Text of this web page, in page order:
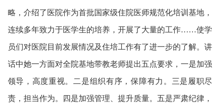
略，介绍了医院作为首批国家级住院医师规范化培训基地，
连续多年致力于医学生的培养，开展了大量的工作……使学
员们对医院目前发展情况及住培工作有了进一步的了解。讲
话中她一方面对全院基地带教老师提出五点要求，一是加强
领导，高度重视。二是组织有序，保障有力。三是履职尽
责，担当作为。四是加强管理、提升质量。五是严肃纪律，